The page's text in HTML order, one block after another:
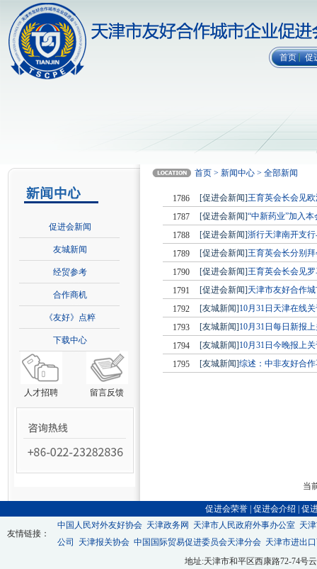
首页 促
促进会新闻
友城新闻
经贸参考
合作商机
《友好》点粹
下载中心
人才招聘 留言反馈
首页 > 新闻中心 > 全部新闻
1786 [促进会新闻]王育英会长会见
1787
[促进会新闻]“中新药业”加入本
1788
[促进会新闻]浙行天津南开支
1789
[促进会新闻]王育英会长分别
1790
[促进会新闻]王育英会长会见
1791
[促进会新闻]天津市友好合作
1792
[友城新闻]10月31日天津在线
1793
[友城新闻]10月31日每日新报
1794
[友城新闻]10月31日今晚报上
1795
[友城新闻]综述：中非友好合
当
促进会荣誉 促进会介绍 促
友情链接：
中国人民对外友好协会 天津政务网 天津市人民政府外事办公室 天
公司
天津报关协会 中国国际贸易促进委员会天津分会 天津市进出
地址:天津市和平区西康路72-74号云